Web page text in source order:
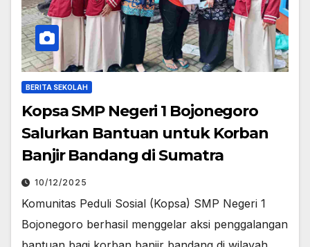
BERITA SEKOLAH
Kopsa SMP Negeri 1 Bojonegoro
Salurkan Bantuan untuk Korban
Banjir Bandang di Sumatra
10/12/2025
Komunitas Peduli Sosial (Kopsa) SMP Negeri 1
Bojonegoro berhasil menggelar aksi penggalangan